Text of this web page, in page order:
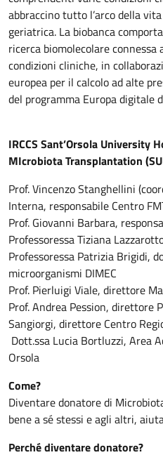
abbraccino tutto l’arco della
geriatrica. La biobanca
ricerca biomolecolare
condizioni cliniche, in
europea per il calcolo ad alte
del programma Europa digitale
IRCCS Sant’Orsola University
MIcrobiota Transplantation
Prof. Vincenzo Stanghellini
Interna, responsabile Centro
Prof. Giovanni Barbara,
Professoressa Tiziana
Professoressa Patrizia Brigidi,
microorganismi DIMEC
Prof. Pierluigi Viale, direttore
Prof. Andrea Pession, direttore
Sangiorgi, direttore Centro
Dott.ssa Lucia Bortluzzi, Area
Orsola
Come?
Diventare donatore di
bene a sé stessi e agli altri,
Perché diventare donatore?